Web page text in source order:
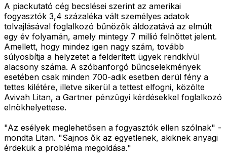
A piackutató cég becslései szerint az amerikai
fogyasztók 3,4 százaléka vált személyes adatok
tolvajlásával foglalkozó bűnözők áldozatává az elmúlt
egy év folyamán, amely mintegy 7 millió felnőttet jelent.
Amellett, hogy mindez igen nagy szám, tovább
súlyosbítja a helyzetet a felderített ügyek rendkívül
alacsony száma. A szóbanforgó bűncselekmények
esetében csak minden 700-adik esetben derül fény a
tettes kilétére, illetve sikerül a tettest elfogni, közölte
Avivah Litan, a Gartner pénzügyi kérdésekkel foglalkozó
elnökhelyettese.
"Az esélyek meglehetősen a fogyasztók ellen szólnak" -
mondta Litan. "Sajnos ők az egyetlenek, akiknek anyagi
érdekük a probléma megoldása."